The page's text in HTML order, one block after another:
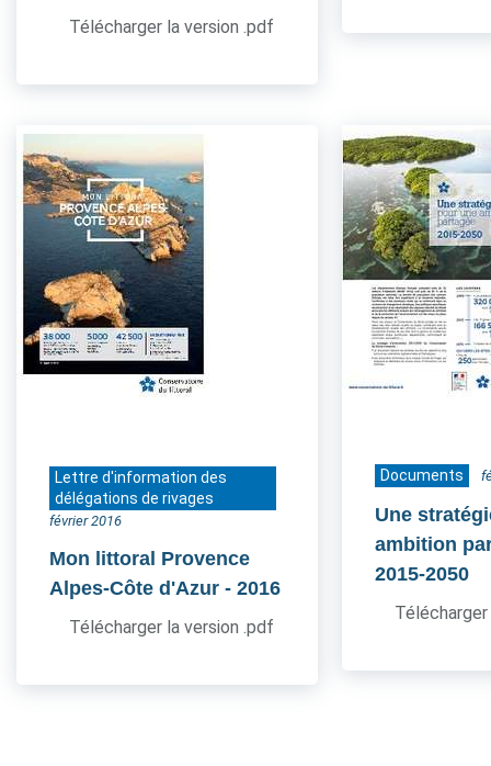
Télécharger la version .pdf
Lettre d'information des
délégations de rivages
février 2016
Mon littoral Provence
Alpes-Côte d'Azur - 2016
Télécharger la version .pdf
Documents
Une
ambition
2015-2050